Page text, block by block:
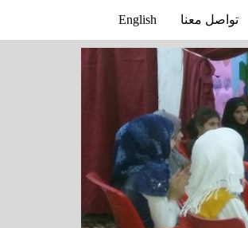
تواصل معنا English